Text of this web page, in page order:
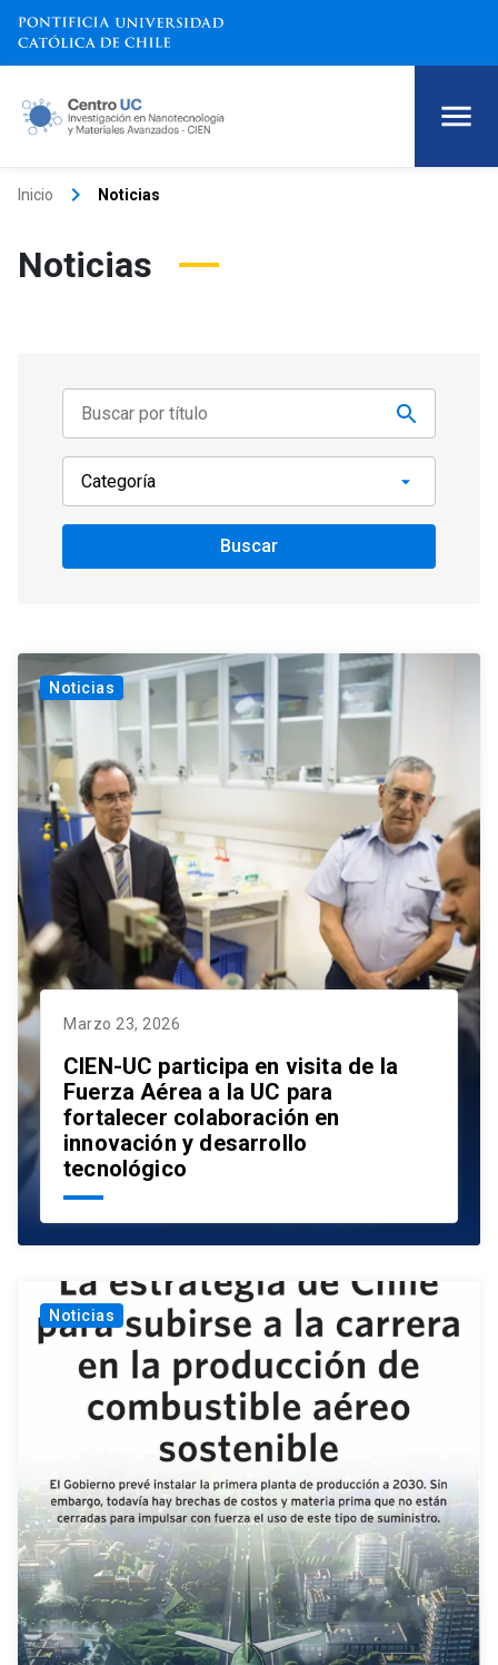
Inicio keyboard_arrow_right Noticias
Noticias
Buscar
Marzo 23, 2026
CIEN-UC participa en visita de la
Fuerza Aérea a la UC para
fortalecer colaboración en
innovación y desarrollo
tecnológico
Noticias
Noticias